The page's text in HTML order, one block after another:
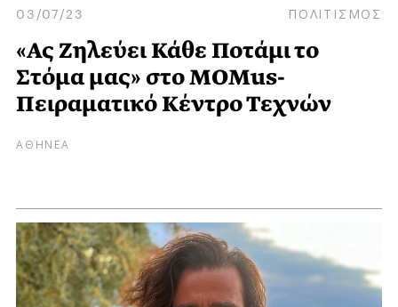
03/07/23 ΠΟΛΙΤΙΣΜΟΣ
«Ας Ζηλεύει Κάθε Ποτάμι το
Στόμα μας» στο MOMus-
Πειραματικό Κέντρο Τεχνών
ΑΘΗΝΕΑ